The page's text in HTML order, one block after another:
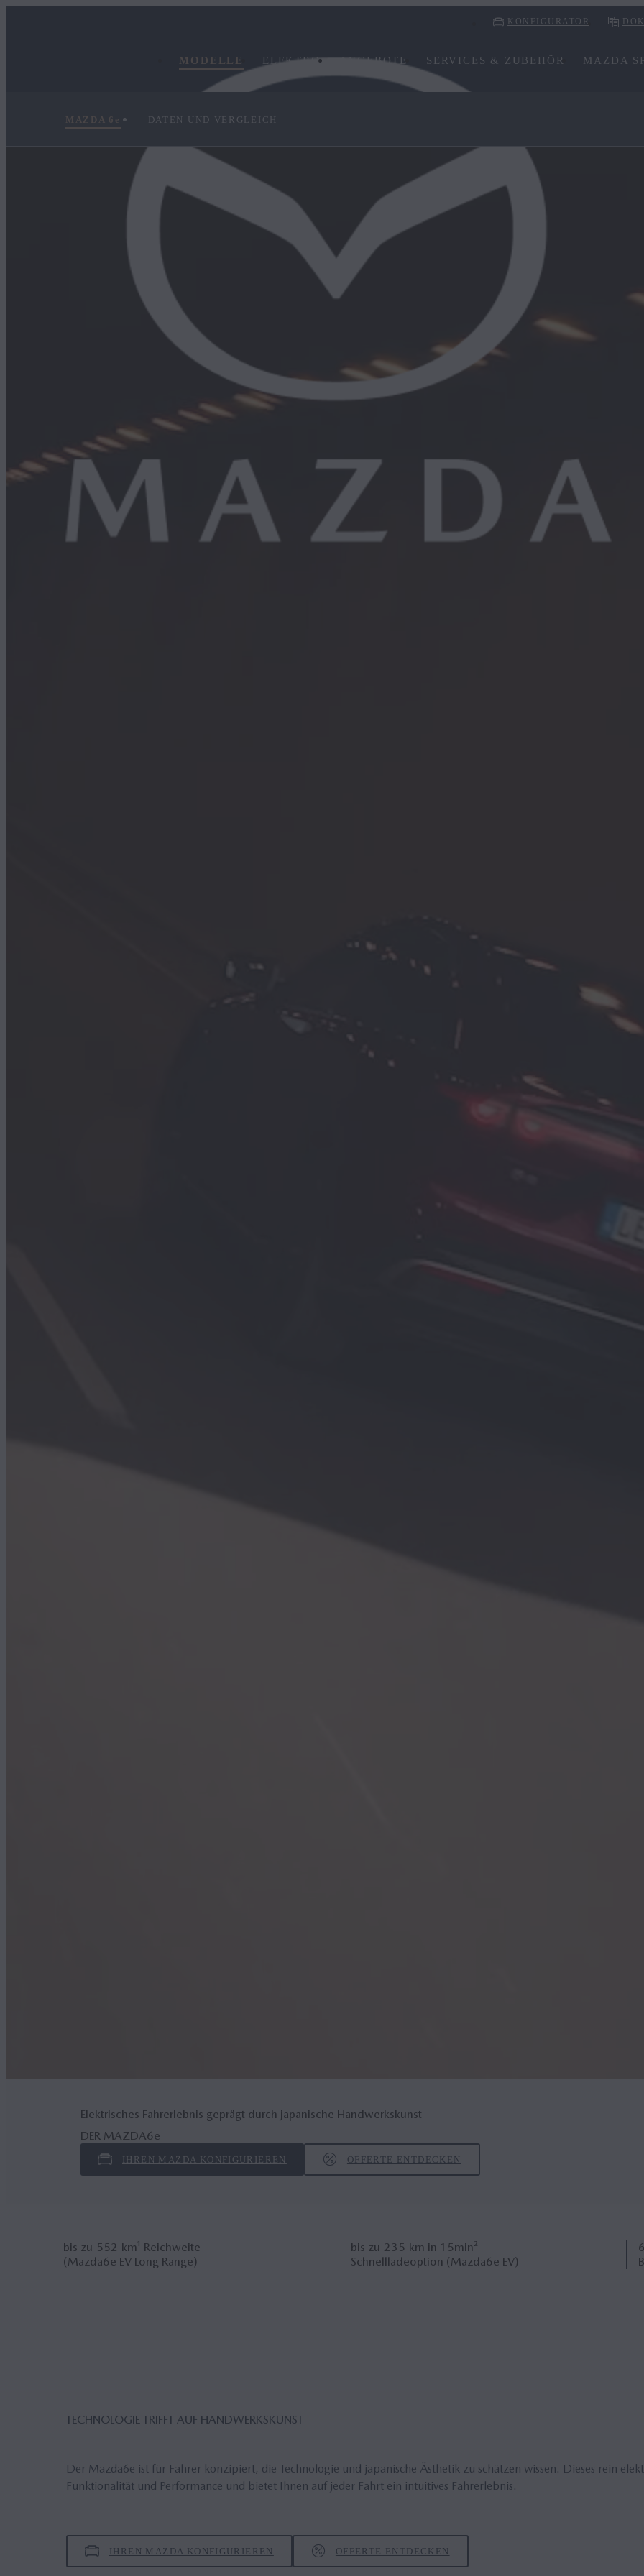
KONFIGURATOR
MODELLE ELEKTRO ANGEBOTE SERVICES & ZUBEHÖR MAZDA
MAZDA 6 e DATEN UND VERGLEICH
Elektrisches Fahrerlebnis geprägt durch japanische Handwerkskunst
DER MAZDA6e
IHREN MAZDA KONFIGURIEREN OFFERTE ENTDECKEN
bis zu 552 km¹ Reichweite
(Mazda6e EV Long Range)
bis zu 235 km in 15min²
Schnellladeoption (Mazda6e EV)
TECHNOLOGIE TRIFFT AUF HANDWERKSKUNST
Der Mazda6e ist für Fahrer konzipiert, die Technologie und japanische Ästhetik zu schätzen wissen. Dieses rein
Funktionalität und Performance und bietet Ihnen auf jeder Fahrt ein intuitives Fahrerlebnis.
IHREN MAZDA KONFIGURIEREN OFFERTE ENTDECKEN